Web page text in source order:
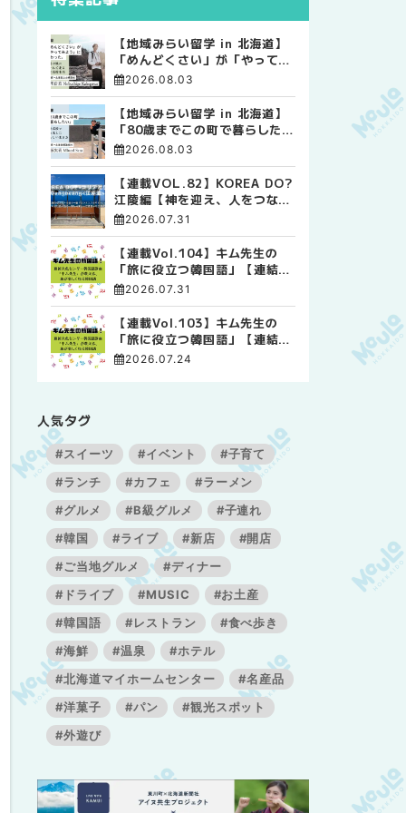
【地域みらい留学 in 北海道】
「めんどくさい」が「やってみ
よう」に変わった。 十勝の風
自由な高校生活
2026.08.03
【地域みらい留学 in 北海道】
「80歳までこの町で暮らした
い」 標津高校で踏み出した、
2026.08.03
【連載VOL.82】KOREA DO?
江陵編【神を迎え、人をつなぐ
時間 ― 江陵端午祭 】
2026.07.31
【連載Vol.104】キム先生の
「旅に役立つ韓国語」【連結語
尾について その4】
2026.07.31
【連載Vol.103】キム先生の
「旅に役立つ韓国語」【連結語
尾について その3】
2026.07.24
人気タグ
#スイーツ #イベント
#子育て
#ランチ
#カフェ
#ラーメン
#グルメ
#B級グルメ
#子連れ
#韓国
#ライブ #新店
#開店
#ご当地グルメ
#ディナー
#ドライブ
#MUSIC
#お土産
#韓国語
#レストラン
#食べ歩き
#海鮮
#温泉
#ホテル
#北海道マイホームセンター
#名産品
#洋菓子
#パン
#観光スポット
#外遊び